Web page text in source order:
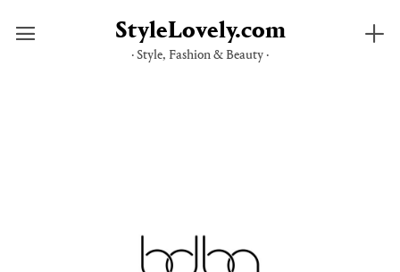
StyleLovely.com
· Style, Fashion & Beauty ·